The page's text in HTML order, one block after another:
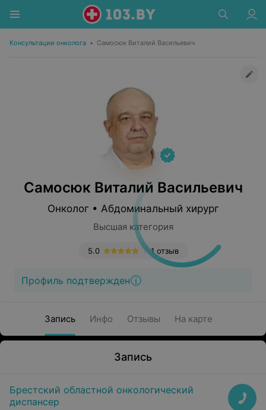
Консультации онколога • Самосюк Виталий Васильевич
Самосюк Виталий Васильевич
Онколог • Абдоминальный хирург
Высшая категория
1 отзыв
5.0
Профиль подтвержден
Запись Инфо Отзывы На карте
Запись
Брестский областной онкологический
диспансер